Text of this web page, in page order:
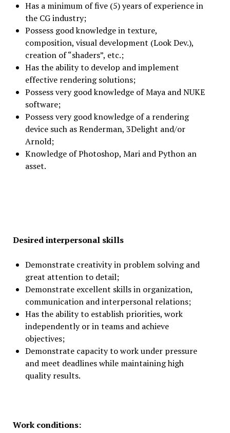
Has a minimum of five (5) years of experience in
the CG industry;
Possess good knowledge in texture,
composition, visual development (Look Dev.),
creation of “shaders”, etc.;
Has the ability to develop and implement
effective rendering solutions;
Possess very good knowledge of Maya and NUKE
software;
Possess very good knowledge of a rendering
device such as Renderman, 3Delight and/or
Arnold;
Knowledge of Photoshop, Mari and Python an
asset.
Desired interpersonal skills
Demonstrate creativity in problem solving and
great attention to detail;
Demonstrate excellent skills in organization,
communication and interpersonal relations;
Has the ability to establish priorities, work
independently or in teams and achieve
objectives;
Demonstrate capacity to work under pressure
and meet deadlines while maintaining high
quality results.
Work conditions: